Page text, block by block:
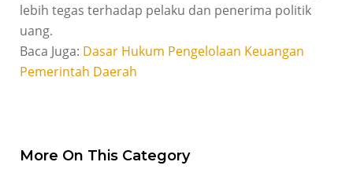
lebih tegas terhadap pelaku dan penerima politik
uang.
Baca Juga: Dasar Hukum Pengelolaan Keuangan
Pemerintah Daerah
More On This Category